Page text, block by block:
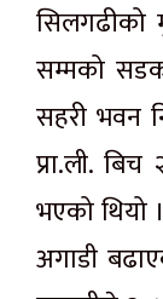
सिलगढीको
सम्मको सडक
सहरी भवन
प्रा.ली.
भएको थियो
अगाडी